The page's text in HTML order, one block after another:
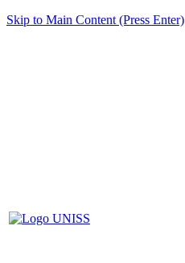
Skip to Main Content (Press Enter)